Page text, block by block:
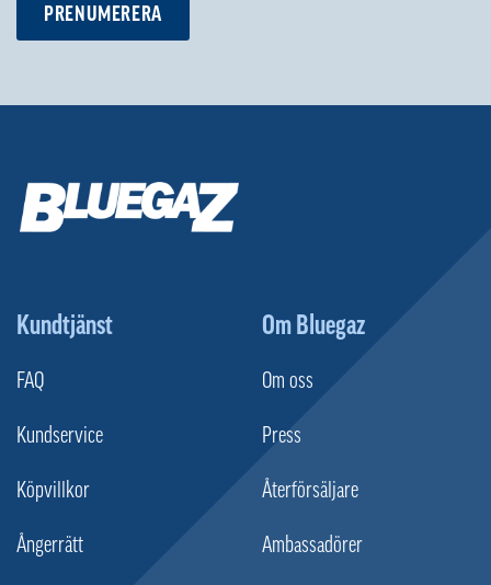
PRENUMERERA
Kundtjänst
FAQ
Kundservice
Köpvillkor
Ångerrätt
Om Bluegaz
Om oss
Press
Återförsäljare
Ambassadörer